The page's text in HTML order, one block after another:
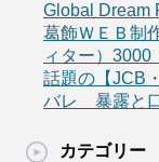
Global Dream
葛飾ＷＥＢ制
ィター）
話題の【JCB
バレ 暴露と
カテゴリー